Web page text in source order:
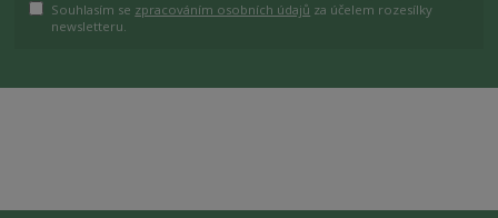
Souhlasím se zpracováním osobních údajů za účelem rozesílky
newsletteru.